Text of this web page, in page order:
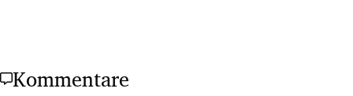
Kommentare